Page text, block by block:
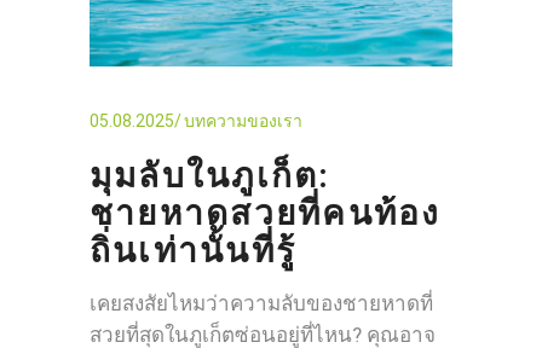
05.08.2025 บทความของเรา
มุมลับในภูเก็ต:
ชายหาดสวยที่คนท้อง
ถิ่นเท่านั้นที่รู้
เคยสงสัยไหมว่าความลับของชายหาดที่
สวยที่สุดในภูเก็ตซ่อนอยู่ที่ไหน? คุณอาจ